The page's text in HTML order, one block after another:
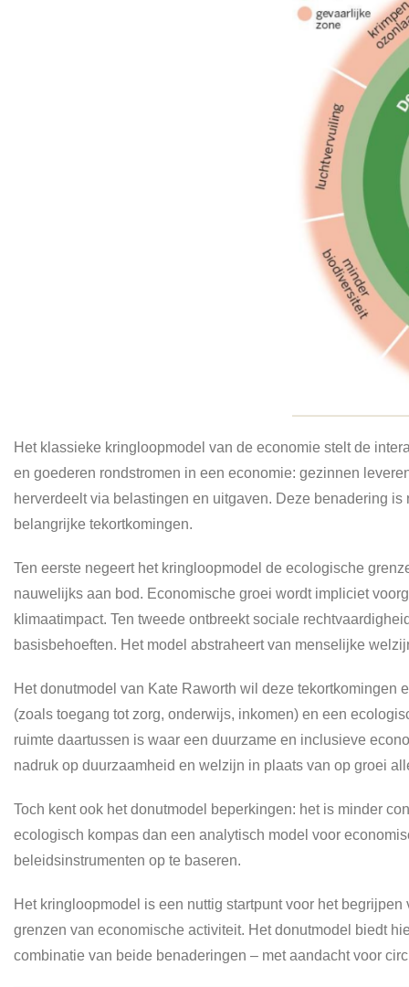
Het klassieke kringloopmodel van de economie stelt de
en goederen rondstromen in een economie: gezinnen
herverdeelt via belastingen en uitgaven. Deze benadering
belangrijke tekortkomingen.
Ten eerste negeert het kringloopmodel de ecologische
nauwelijks aan bod. Economische groei wordt impliciet
klimaatimpact. Ten tweede ontbreekt sociale
basisbehoeften. Het model abstraheert van menselijke
Het donutmodel van Kate Raworth wil deze
(zoals toegang tot zorg, onderwijs, inkomen) en een
ruimte daartussen is waar een duurzame en inclusieve
nadruk op duurzaamheid en welzijn in plaats van op groei
Toch kent ook het donutmodel beperkingen: het is minder
ecologisch kompas dan een analytisch model voor
beleidsinstrumenten op te baseren.
Het kringloopmodel is een nuttig startpunt voor het
grenzen van economische activiteit. Het donutmodel biedt
combinatie van beide benaderingen – met aandacht voor